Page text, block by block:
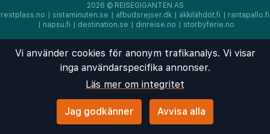
2026 © REISEGIGANTEN AS
restplass.no | sistaminuten.se | afbudsrejser.dk | äkkilähdöt.fi | rantapallo.fi
| napsu.fi | destination.se | dinreise.no | storbyferie.no
Vi använder cookies för anonym trafikanalys. Vi visar
inga användarspecifika annonser.
Läs mer om integritet
Jag godkänner Avvisa alla